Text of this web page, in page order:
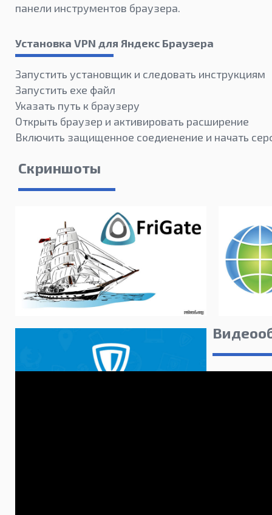
панели инструментов браузера.
Установка VPN для Яндекс Браузера
Запустить установщик и следовать инструкциям
Запустить exe файл
Указать путь к браузеру
Открыть браузер и активировать расширение
Включить защищенное соедиенение и начать
Скриншоты